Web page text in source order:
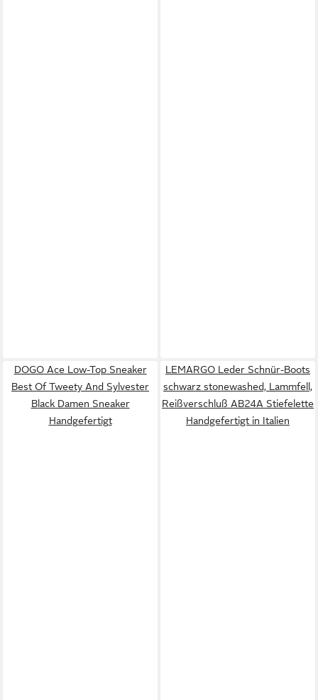
DOGO Ace Low-Top Sneaker
Best Of Tweety And Sylvester
Black Damen Sneaker
Handgefertigt
LEMARGO Leder Schnür-Boots
schwarz stonewashed, Lammfell,
Reißverschluß AB24A Stiefelette
Handgefertigt in Italien